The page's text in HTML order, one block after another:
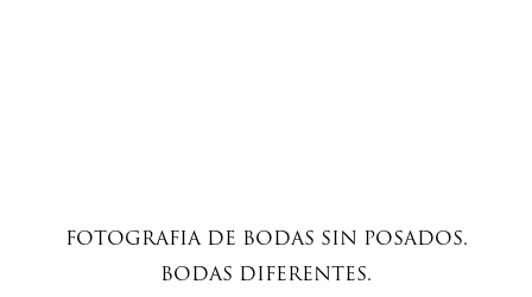
FOTOGRAFIA DE BODAS SIN POSADOS.
BODAS DIFERENTES.